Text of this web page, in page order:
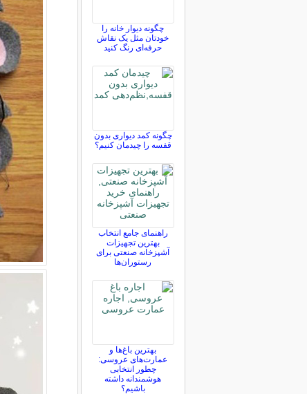
چگونه دیوار خانه را
خودتان مثل یک نقاش
حرفه‌ای رنگ کنید
چگونه کمد دیواری بدون
قفسه را چیدمان کنیم؟
راهنمای جامع انتخاب
بهترین تجهیزات
آشپزخانه صنعتی برای
رستوران‌ها
بهترین باغ‌ها و
عمارت‌های عروسی:
چطور انتخابی
هوشمندانه داشته
باشیم؟